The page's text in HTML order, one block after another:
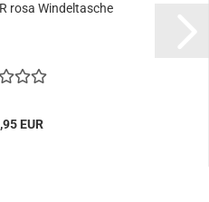
rosa Windeltasche
EUR